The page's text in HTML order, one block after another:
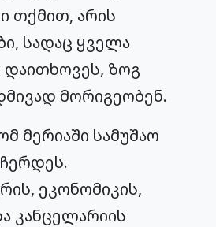
თქმით, არის
სადაც ყველა
ზოგ
მორიგეობენ.
მერიაში სამუშაო
ეკონომიკის,
კანცელარიის